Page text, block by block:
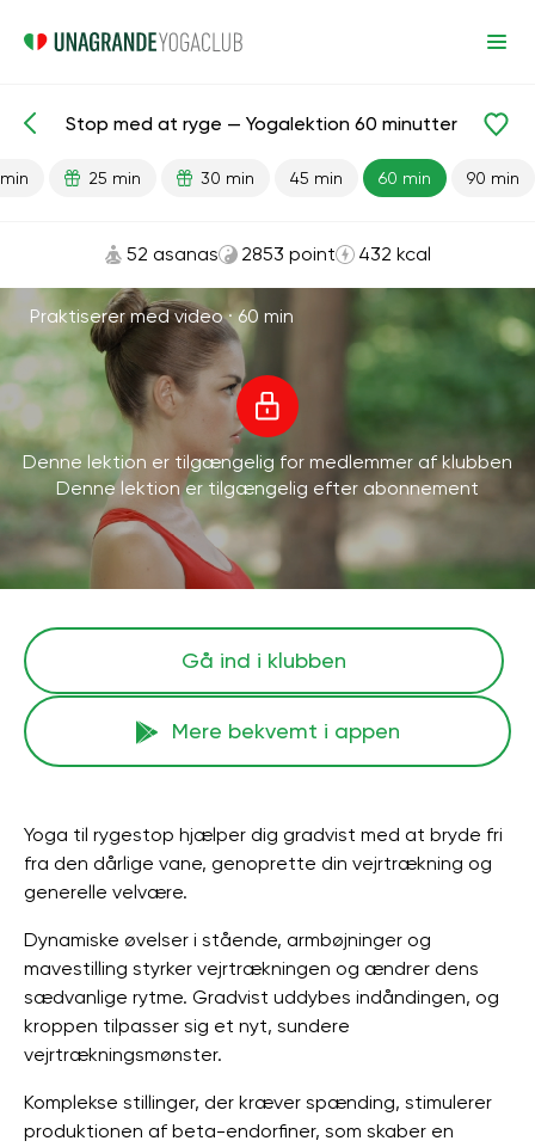
Færdiglavede lektioner Vaner Lunger
Stop med at ryge — Yogalektion 60 minutter
25 min 30 min 45 min 60 min 90 min
52 asanas 2853 point 432 kcal
Praktiserer med video ·60 min
Denne lektion er tilgængelig for medlemmer af klubben
Denne lektion er tilgængelig efter abonnement
Gå ind i klubben
Mere bekvemt i appen
Yoga til rygestop hjælper dig gradvist med at bryde fri
fra den dårlige vane, genoprette din vejrtrækning og
generelle velvære.
Dynamiske øvelser i stående, armbøjninger og
mavestilling styrker vejrtrækningen og ændrer dens
sædvanlige rytme. Gradvist uddybes indåndingen, og
kroppen tilpasser sig et nyt, sundere
vejrtrækningsmønster.
Komplekse stillinger, der kræver spænding, stimulerer
produktionen af ​​beta-endorfiner, som skaber en